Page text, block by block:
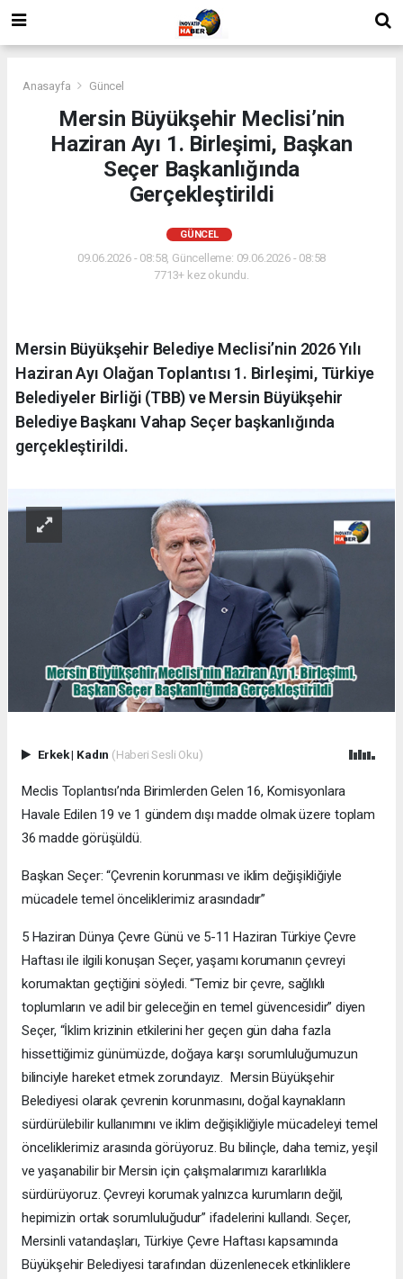
Anasayfa Güncel
Mersin Büyükşehir Meclisi’nin
Haziran Ayı 1. Birleşimi, Başkan
Seçer Başkanlığında
Gerçekleştirildi
GÜNCEL
09.06.2026 - 08:58, Güncelleme: 09.06.2026 - 08:58
7713+ kez okundu.
Mersin Büyükşehir Belediye Meclisi’nin 2026 Yılı
Haziran Ayı Olağan Toplantısı 1. Birleşimi, Türkiye
Belediyeler Birliği (TBB) ve Mersin Büyükşehir
Belediye Başkanı Vahap Seçer başkanlığında
gerçekleştirildi.
Erkek| Kadın (Haberi Sesli Oku)
Meclis Toplantısı’nda Birimlerden Gelen 16, Komisyonlara
Havale Edilen 19 ve 1 gündem dışı madde olmak üzere toplam
36 madde görüşüldü.
Başkan Seçer: “Çevrenin korunması ve iklim değişikliğiyle
mücadele temel önceliklerimiz arasındadır”
5 Haziran Dünya Çevre Günü ve 5-11 Haziran Türkiye Çevre
Haftası ile ilgili konuşan Seçer, yaşamı korumanın çevreyi
korumaktan geçtiğini söyledi. “Temiz bir çevre, sağlıklı
toplumların ve adil bir geleceğin en temel güvencesidir” diyen
Seçer, “İklim krizinin etkilerini her geçen gün daha fazla
hissettiğimiz günümüzde, doğaya karşı sorumluluğumuzun
bilinciyle hareket etmek zorundayız. Mersin Büyükşehir
Belediyesi olarak çevrenin korunmasını, doğal kaynakların
sürdürülebilir kullanımını ve iklim değişikliğiyle mücadeleyi temel
önceliklerimiz arasında görüyoruz. Bu bilinçle, daha temiz, yeşil
ve yaşanabilir bir Mersin için çalışmalarımızı kararlılıkla
sürdürüyoruz. Çevreyi korumak yalnızca kurumların değil,
hepimizin ortak sorumluluğudur” ifadelerini kullandı. Seçer,
Mersinli vatandaşları, Türkiye Çevre Haftası kapsamında
Büyükşehir Belediyesi tarafından düzenlenecek etkinliklere